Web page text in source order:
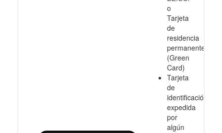
o
Tarjeta
de
residencia
permanente
(Green
Card)
Tarjeta
de
identificación
expedida
por
algún